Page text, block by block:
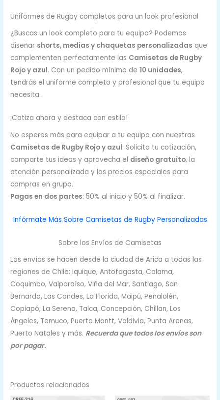
Uniformes de Rugby completos para un look profesional
¿Buscas un look completo para tu equipo? Podemos
diseñar shorts, medias y chaquetas personalizadas que
complementen perfectamente las Camisetas de Rugby
Rojo y azul. Con un pedido mínimo de10 unidades,
tendrás el uniforme completo y profesional que tu equipo
necesita.
¡Cotiza ahora y destaca con estilo!
No esperes más para equipar a tu equipo con nuestras
Camisetas de Rugby Rojo y azul. Solicita tu cotización,
comparte tus ideas y aprovecha el diseño gratuito, la
atención personalizada y los precios especiales para
compras en grupo.
Pagas en dos partes: 50% al inicio y 50% al finalizar.
Infórmate Más Sobre Camisetas de Rugby Personalizadas
Sobre los Envíos de Camisetas
Los envíos se hacen desde la ciudad de Arica a todas las
regiones de Chile: Iquique, Antofagasta, Calama,
Coquimbo, Valparaíso, Viña del Mar, Santiago, San
Bernardo, Las Condes, La Florida, Maipú, Peñalolén,
Copiapó, La Serena, Talca, Concepción, Chillan, Los
Ángeles, Temuco, Puerto Montt, Valdivia, Punta Arenas,
Puerto Natales y más. Recuerda que todos los envíos son
por pagar.
Productos relacionados